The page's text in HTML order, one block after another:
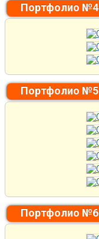
Портфолио №4
Портфолио №5
Портфолио №6